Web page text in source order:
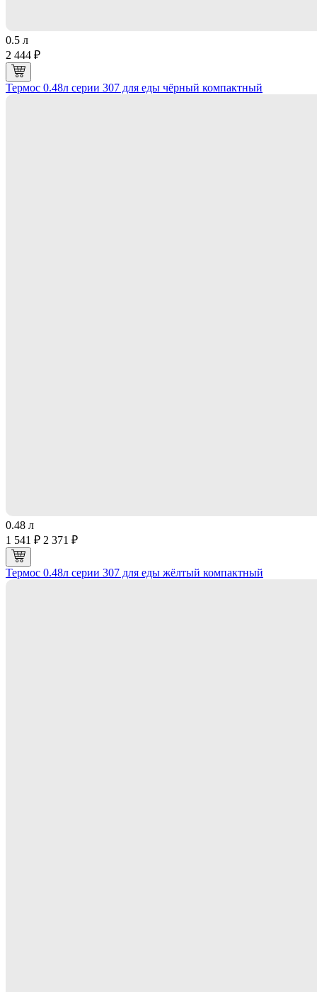
0.5 л
2 444 ₽
Термос 0.48л серии 307 для еды чёрный компактный
0.48 л
1 541 ₽ 2 371 ₽
Термос 0.48л серии 307 для еды жёлтый компактный